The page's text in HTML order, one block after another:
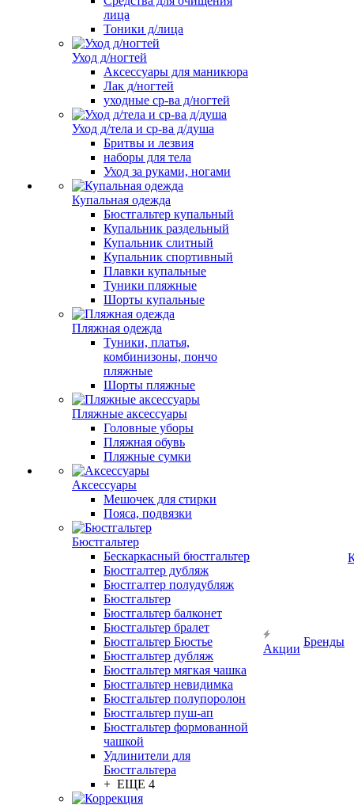
лица
Тоники д/лица
Уход д/ногтей
Аксессуары для маникюра
Лак д/ногтей
уходные ср-ва д/ногтей
Уход д/тела и ср-ва д/душа
Бритвы и лезвия
наборы для тела
Уход за руками, ногами
Купальная одежда
Бюстгальтер купальный
Купальник раздельный
Купальник слитный
Купальник спортивный
Плавки купальные
Туники пляжные
Шорты купальные
Пляжная одежда
Туники, платья,
комбинизоны, пончо
пляжные
Шорты пляжные
Пляжные аксессуары
Головные уборы
Пляжная обувь
Пляжные сумки
Аксессуары
Мешочек для стирки
Пояса, подвязки
Бюстгальтер
Бескаркасный бюстгальтер
Бюстгалтер дубляж
Бюстгалтер полудубляж
Бюстгальтер
Бюстгальтер балконет
Бюстгальтер бралет
Бюстгальтер Бюстье
Бюстгальтер дубляж
Бюстгальтер мягкая чашка
Бюстгальтер невидимка
Бюстгальтер полупоролон
Бюстгальтер пуш-ап
Бюстгальтер формованной
чашкой
Удлинители для
Бюстгальтера
+ ЕЩЕ 4
Акции
Бренды